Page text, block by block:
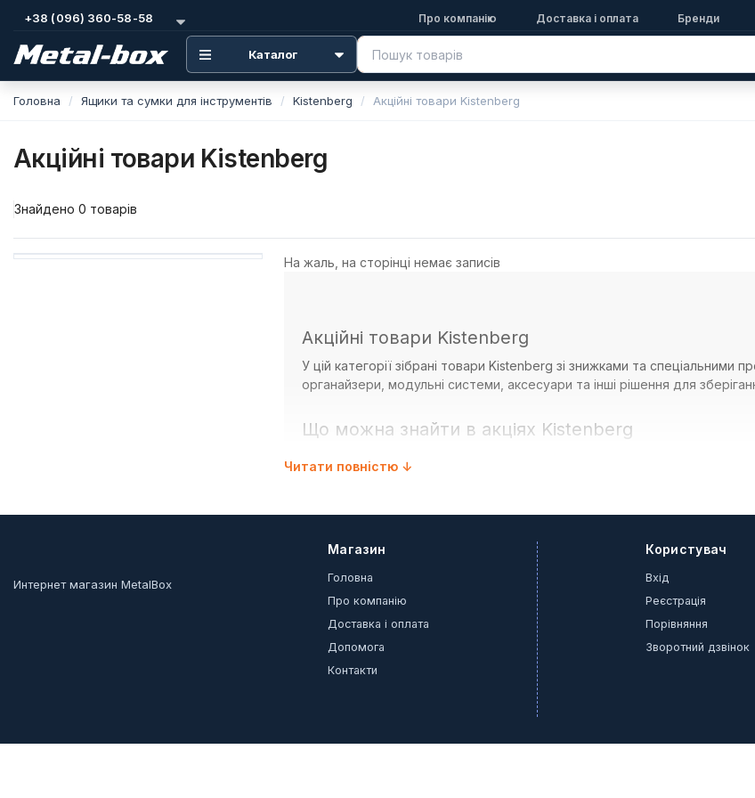
+38 (096) 360-58-58 Про компанію Доставка і оплата Бренди
Каталог
Головна Ящики та сумки для інструментів Kistenberg Акційні товари Kistenberg
Акційні товари Kistenberg
Знайдено 0 товарів
На жаль, на сторінці немає записів
Акційні товари Kistenberg
У цій категорії зібрані товари Kistenberg зі знижками та спеціальними
органайзери, модульні системи, аксесуари та інші рішення для
Що можна знайти в акціях Kistenberg
органайзери для дрібних деталей і кріплення;
аксесуари для розширення систем зберігання.
Акційні товари Kistenberg — це можливість вигідно доповнити
Читати повністю ↓
Интернет магазин MetalBox
Магазин
Головна
Про компанію
Доставка і оплата
Допомога
Контакти
Користувач
Вхід
Реєстрація
Порівняння
Зворотний дзвінок